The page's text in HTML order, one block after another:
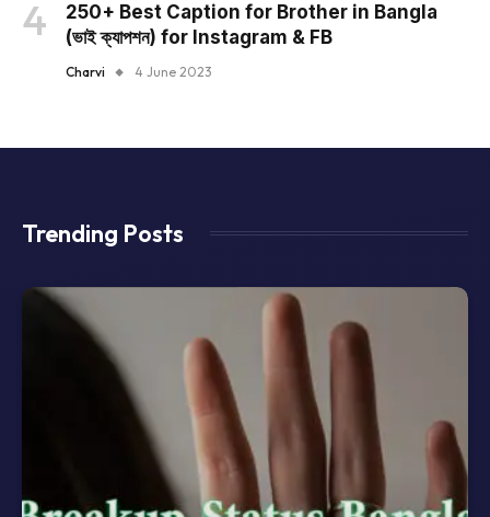
250+ Best Caption for Brother in Bangla
(ভাই ক্যাপশন) for Instagram & FB
Charvi 4 June 2023
Trending Posts